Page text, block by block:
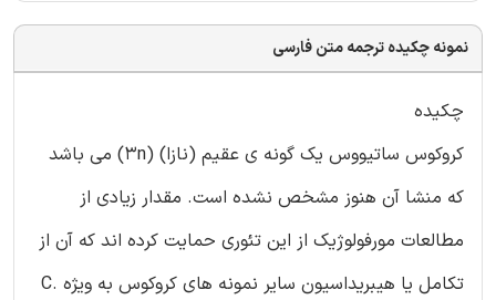
نمونه چکیده ترجمه متن فارسی
چکیده
کروکوس ساتیووس یک گونه ی عقیم (نازا) (3n) می باشد
که منشا آن هنوز مشخص نشده است. مقدار زیادی از
مطالعات مورفولوژیک از این تئوری حمایت کرده اند که آن از
تکامل یا هیبریداسیون سایر نمونه های کروکوس به ویژه C.